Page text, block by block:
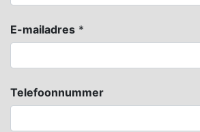
E-mailadres *
Telefoonnummer